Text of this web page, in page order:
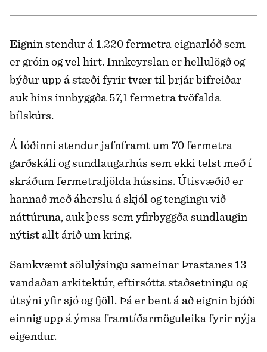
Eignin stendur á 1.220 fermetra eignarlóð sem
er gróin og vel hirt. Innkeyrslan er hellulögð og
býður upp á stæði fyrir tvær til þrjár bifreiðar
auk hins innbyggða 57,1 fermetra tvöfalda
bílskúrs.
Á lóðinni stendur jafnframt um 70 fermetra
garðskáli og sundlaugarhús sem ekki telst með í
skráðum fermetrafjölda hússins. Útisvæðið er
hannað með áherslu á skjól og tengingu við
náttúruna, auk þess sem yfirbyggða sundlaugin
nýtist allt árið um kring.
Samkvæmt sölulýsingu sameinar Þrastanes 13
vandaðan arkitektúr, eftirsótta staðsetningu og
útsýni yfir sjó og fjöll. Þá er bent á að eignin bjóði
einnig upp á ýmsa framtíðarmöguleika fyrir nýja
eigendur.